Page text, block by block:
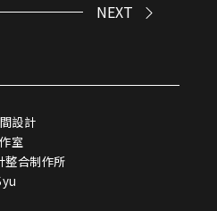
NEXT
設計
室
合制作所